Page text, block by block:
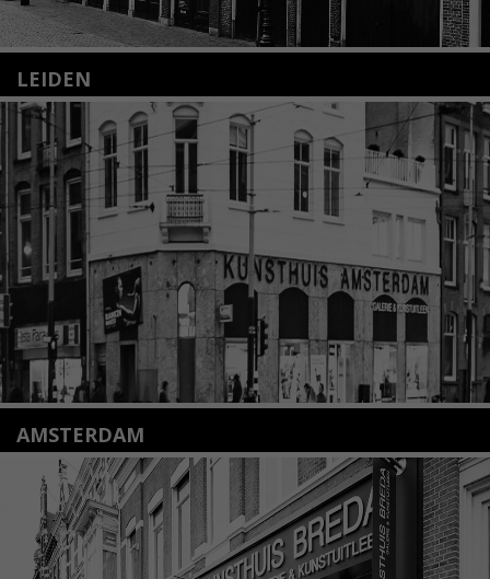
LEIDEN
Nieuwstraat 35
2312 KA Leiden
+31(0)71 – 52 84 480
info@kunsthuisleiden.nl
Lees meer
AMSTERDAM
Amstelveenseweg 135
1075 VX Amsterdam
+31 (0)20 2332546
info@kunsthuisamsterdam.nl